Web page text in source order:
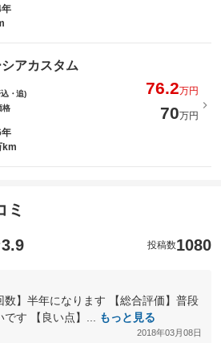
アカスタム
・追)
76.2万円
格
70万円
km
ミ
3.9 投稿数1080
数】半年になります 【総合評価】普段
す 【良い点】...
もっと見る
2018年03月08日